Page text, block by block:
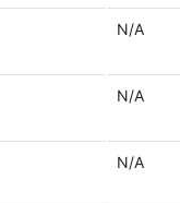
N/A
N/A
N/A